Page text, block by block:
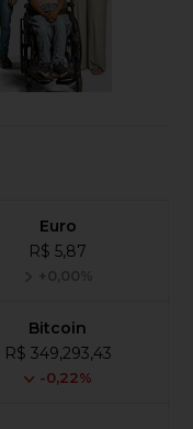
Euro
R$ 5,87
+0,00%
Bitcoin
R$ 349,293,43
-0,22%